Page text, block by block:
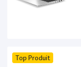
Top Produit